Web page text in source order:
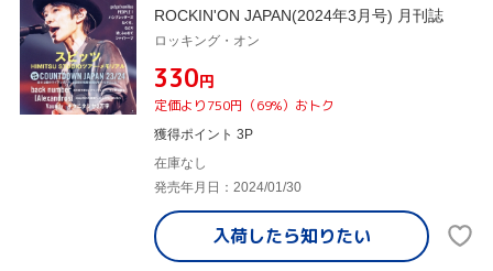
ROCKIN'ON JAPAN(2024年3月号) 月刊誌
ロッキング・オン
¥330円
定価より750円（69%）おトク
獲得ポイント 3P
在庫なし
発売年月日：2024/01/30
入荷したら知りたい